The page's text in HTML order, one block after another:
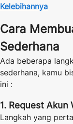
Kelebihannya
Cara
Sederhana
Ada beberapa
sederhana, kamu
ini :
1. Request Akun
Langkah yang